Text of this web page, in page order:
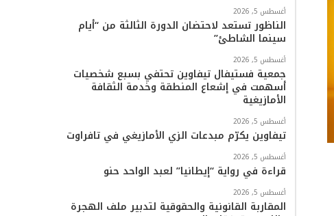
أغسطس 5, 2026
الناظور تستعد لاحتضان الدورة الثالثة من “أيام
سينما الشاطئ”
أغسطس 5, 2026
جمعية فستيفال تيفاوين تحتفي بسبع شخصيات
أسهمت في إشعاع المنطقة وخدمة الثقافة
الأمازيغية
أغسطس 5, 2026
تيفاوين يكرّم مبدعات الزي الأمازيغي في تافراوت
أغسطس 5, 2026
قراءة في رواية “إيطانيا” لعبد الواحد حنو
أغسطس 5, 2026
المقاربة القانونية والحقوقية لتدبير ملف الهجرة